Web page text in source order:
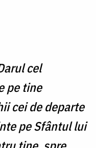
cel
pe tine
cei de departe
pe Sfântul lui